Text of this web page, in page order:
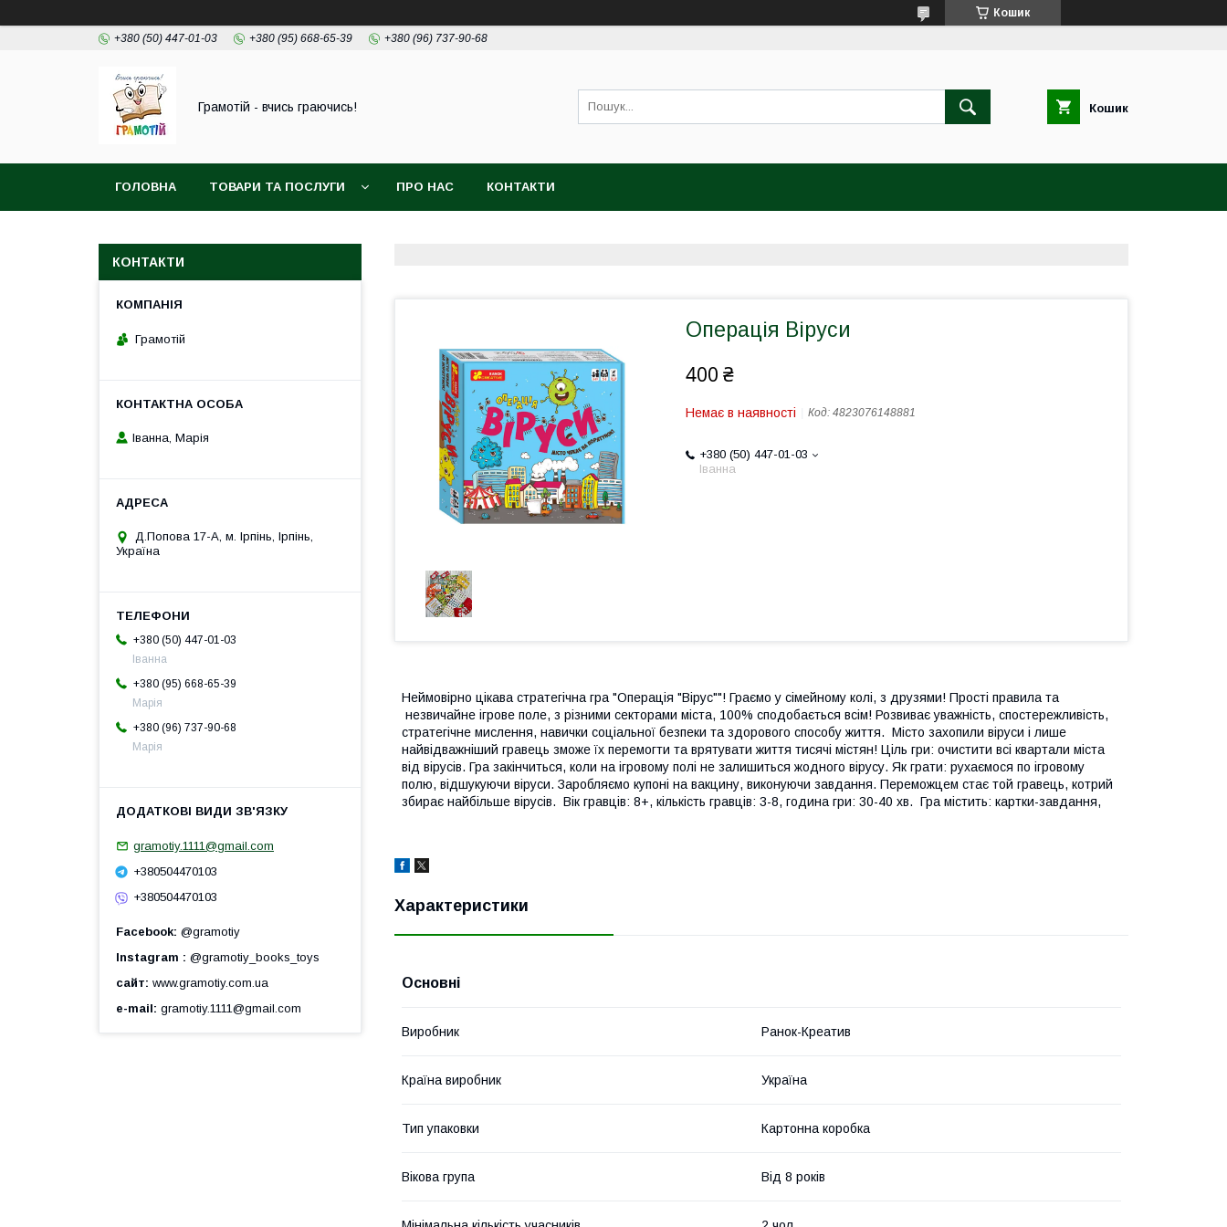
Кошик
+380 (50) 447-01-03 +380 (95) 668-65-39 +380 (96) 737-90-68
Грамотій - вчись граючись! Кошик
ГОЛОВНА ТОВАРИ ТА ПОСЛУГИ ПРО НАС КОНТАКТИ
Операція Віруси
400 ₴
Немає в наявності Код: 4823076148881
+380 (50) 447-01-03
Іванна
Неймовірно цікава стратегічна гра "Операція "Вірус""! Граємо у сімейному колі, з друзями! Прості правила та
незвичайне ігрове поле, з різними секторами міста, 100% сподобається всім! Розвиває уважність, спостережливість,
стратегічне мислення, навички соціальної безпеки та здорового способу життя. Місто захопили віруси і лише
найвідважніший гравець зможе їх перемогти та врятувати життя тисячі містян! Ціль гри: очистити всі квартали міста
від вірусів. Гра закінчиться, коли на ігровому полі не залишиться жодного вірусу. Як грати: рухаємося по ігровому
полю, відшукуючи віруси. Заробляємо купоні на вакцину, виконуючи завдання. Переможцем стає той гравець, котрий
збирає найбільше вірусів. Вік гравців: 8+, кількість гравців: 3-8, година гри: 30-40 хв. Гра містить: картки-завдання,
Характеристики
Основні
Виробник Ранок-Креатив
Країна виробник Україна
Тип упаковки Картонна коробка
Вікова група Від 8 років
КОНТАКТИ
Грамотій
Іванна, Марія
Д.Попова 17-А, м. Ірпінь, Ірпінь,
Україна
+380 (50) 447-01-03
Іванна
+380 (95) 668-65-39
Марія
+380 (96) 737-90-68
Марія
gramotiy.1111@gmail.com
+380504470103
+380504470103
Facebook @gramotiy
Instagram
@gramotiy_books_toys
сайт www.gramotiy.com.ua
e-mail gramotiy.1111@gmail.com